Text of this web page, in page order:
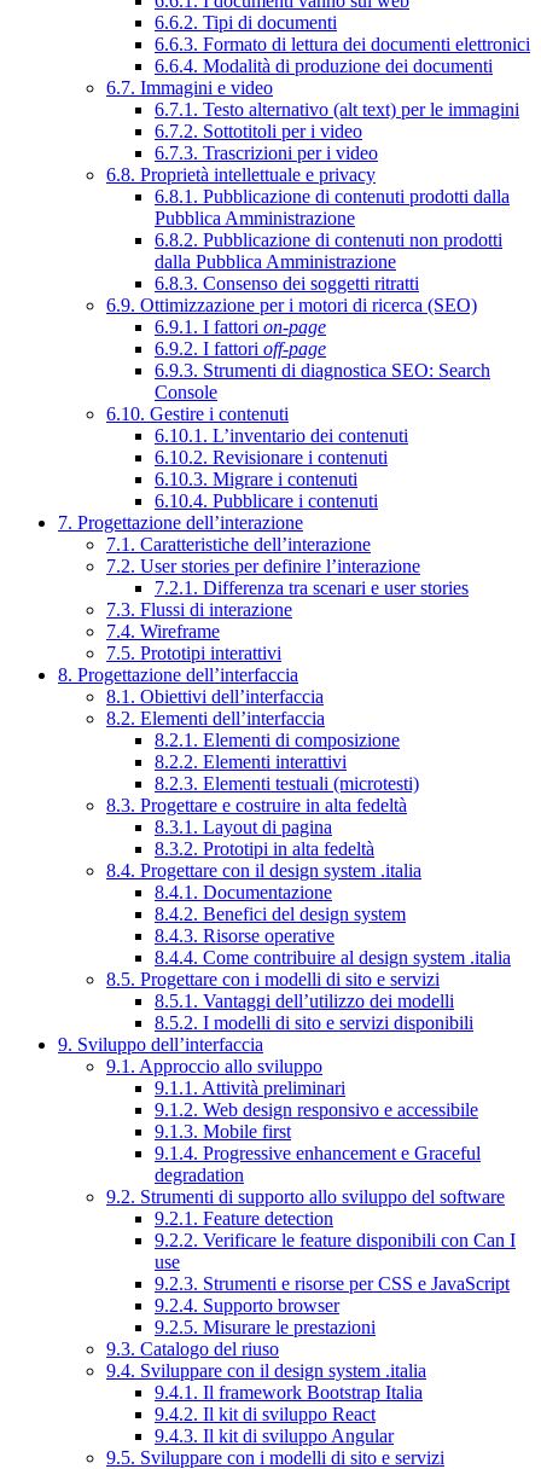
6.6.2. Tipi di documenti
6.6.3. Formato di lettura dei documenti elettronici
6.6.4. Modalità di produzione dei documenti
6.7. Immagini e video
6.7.1. Testo alternativo (alt text) per le immagini
6.7.2. Sottotitoli per i video
6.7.3. Trascrizioni per i video
6.8. Proprietà intellettuale e privacy
6.8.1. Pubblicazione di contenuti prodotti dalla
Pubblica Amministrazione
6.8.2. Pubblicazione di contenuti non prodotti
dalla Pubblica Amministrazione
6.8.3. Consenso dei soggetti ritratti
6.9. Ottimizzazione per i motori di ricerca (SEO)
6.9.1. I fattori on-page
6.9.2. I fattori off-page
6.9.3. Strumenti di diagnostica SEO: Search
Console
6.10. Gestire i contenuti
6.10.1. L’inventario dei contenuti
6.10.2. Revisionare i contenuti
6.10.3. Migrare i contenuti
6.10.4. Pubblicare i contenuti
7. Progettazione dell’interazione
7.1. Caratteristiche dell’interazione
7.2. User stories per definire l’interazione
7.2.1. Differenza tra scenari e user stories
7.3. Flussi di interazione
7.4. Wireframe
7.5. Prototipi interattivi
8. Progettazione dell’interfaccia
8.1. Obiettivi dell’interfaccia
8.2. Elementi dell’interfaccia
8.2.1. Elementi di composizione
8.2.2. Elementi interattivi
8.2.3. Elementi testuali (microtesti)
8.3. Progettare e costruire in alta fedeltà
8.3.1. Layout di pagina
8.3.2. Prototipi in alta fedeltà
8.4. Progettare con il design system .italia
8.4.1. Documentazione
8.4.2. Benefici del design system
8.4.3. Risorse operative
8.4.4. Come contribuire al design system .italia
8.5. Progettare con i modelli di sito e servizi
8.5.1. Vantaggi dell’utilizzo dei modelli
8.5.2. I modelli di sito e servizi disponibili
9. Sviluppo dell’interfaccia
9.1. Approccio allo sviluppo
9.1.1. Attività preliminari
9.1.2. Web design responsivo e accessibile
9.1.3. Mobile first
9.1.4. Progressive enhancement e Graceful
degradation
9.2. Strumenti di supporto allo sviluppo del software
9.2.1. Feature detection
9.2.2. Verificare le feature disponibili con Can I
use
9.2.3. Strumenti e risorse per CSS e JavaScript
9.2.4. Supporto browser
9.2.5. Misurare le prestazioni
9.3. Catalogo del riuso
9.4. Sviluppare con il design system .italia
9.4.1. Il framework Bootstrap Italia
9.4.2. Il kit di sviluppo React
9.4.3. Il kit di sviluppo Angular
9.5. Sviluppare con i modelli di sito e servizi